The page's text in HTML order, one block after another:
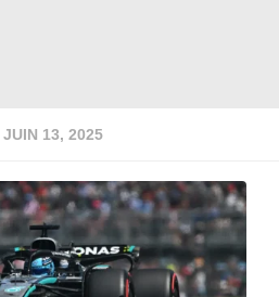
JUIN 13, 2025